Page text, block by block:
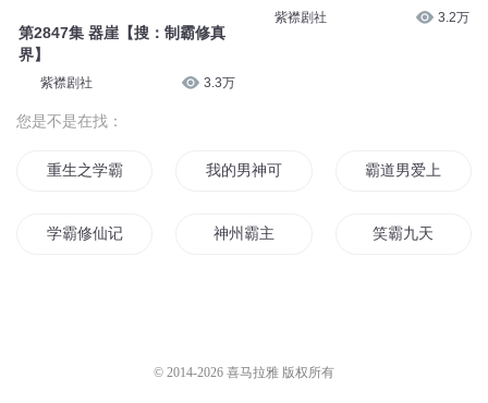
第2847集 器崖【搜：制霸修真
界】
紫襟剧社 3.3万
紫襟剧社 3.2万
您是不是在找：
重生之学霸的宠妻 我的男神可是学霸哦 霸道男爱上学霸女
学霸修仙记 神州霸主 笑霸九天
© 2014-2026 喜马拉雅 版权所有